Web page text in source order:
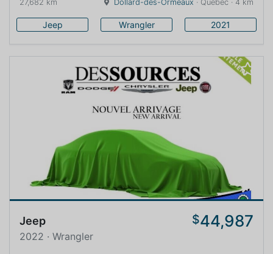
27,682 km Dollard-des-Ormeaux · Quebec · 4 km
Jeep Wrangler 2021
Jeep $44,987
2022 · Wrangler